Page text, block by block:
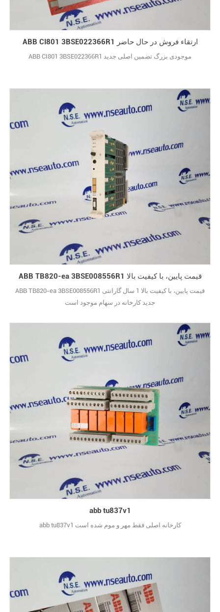
ABB CI801 3BSE022366R1 ارتقاء فروش در حال حاضر
ABB CI801 3BSE022366R1 موجودی بزرگ تضمین اصلی جدید
ABB TB820-ea 3BSE008556R1 قیمت پایین، با کیفیت بالا
ABB TB820-ea 3BSE008556R1 قیمت پایین، با کیفیت بالا 1 سال گارانتی
جدید کارخانه در سهام موجود است
abb tu837v1
abb tu837v1 کارخانه اصلی فقط مهر و موم شده است